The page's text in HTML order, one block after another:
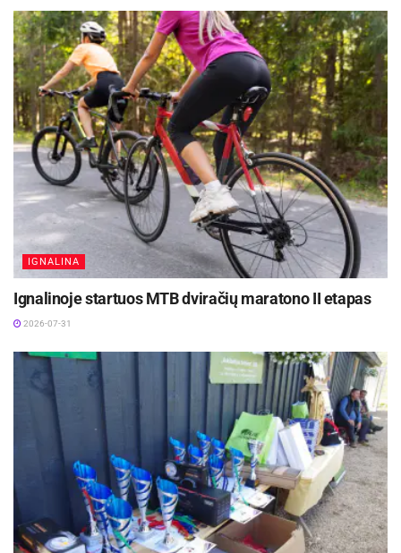
savotišku „pabėgimu iš klasės“, leidusiu lavinti
kritinį mąstymą, erdvinį suvokimą bei
komandinio darbo įgūdžius.
Šaltinis: Kupiškio rajono savivaldybė
IGNALINA
Ignalinoje startuos MTB dviračių maratono II etapas
2026-07-31